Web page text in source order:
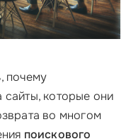
почему
сайты, которые они
во многом
поискового